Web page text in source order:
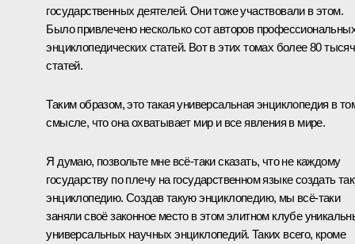
государственных деятелей. Они тоже участвовали в этом.
Было привлечено несколько сот авторов
энциклопедических статей. Вот в этих томах более 80 тысяч
статей.
Таким образом, это такая универсальная энциклопедия в
смысле, что она охватывает мир и все явления в мире.
Я думаю, позвольте мне всё‑таки сказать, что не каждому
государству по плечу на государственном языке создать
энциклопедию. Создав такую энциклопедию, мы всё‑таки
заняли своё законное место в этом элитном клубе
универсальных научных энциклопедий. Таких всего, кроме